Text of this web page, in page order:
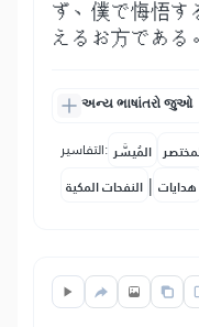
ず、僕で悔悟す
えるお方である。
અન્ય ભાષાંતરો જુઓ
التفاسير: المُيسَّر
النفحات المكية | هدايات